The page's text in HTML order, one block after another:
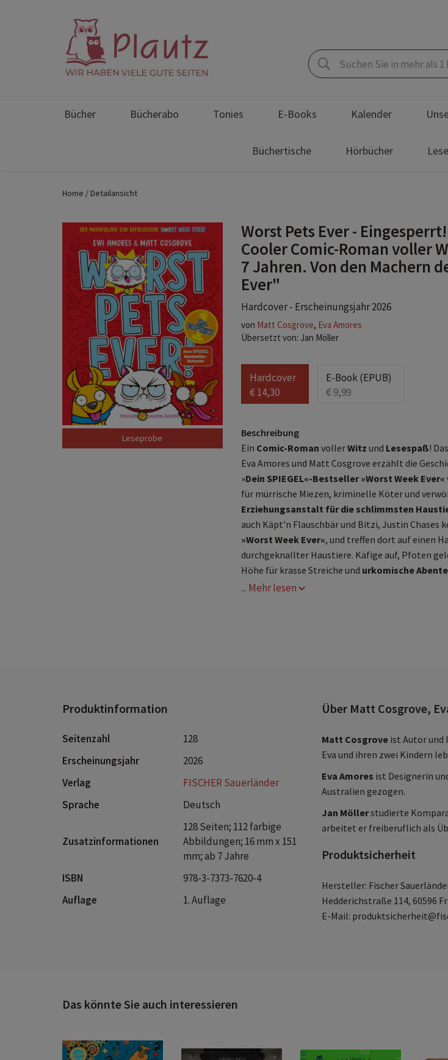
Bücher Bücherabo Tonies E-Books Kalender
Büchertische Hörbücher
Home Detailansicht
Leseprobe
Worst Pets Ever - Eingesperrt!
Cooler Comic-Roman voller
7 Jahren. Von den Machern
Ever"
Hardcover - Erscheinungsjahr 2026
von Matt Cosgrove, Eva Amores
Übersetzt von: Jan Möller
Hardcover
€ 14,30
E-Book (EPUB)
€ 9,99
Beschreibung
Ein Comic-Roman vollerWitz und Lesespaß!
Eva Amores und Matt Cosgrove erzählt die
»Dein SPIEGEL«-Bestseller »Worst Week Ever«
für mürrische Miezen, kriminelle Köter und
Erziehungsanstalt für die schlimmsten
auch Käpt'n Flauschbär und Bitzi, Justin Chases
»Worst Week Ever«, und treffen dort auf einen
durchgeknallter Haustiere. Käfige auf, Pfoten
Höhe für krasse Streiche und urkomische
wenig Text, viele
... Mehr lesen
Produktinformation
Seitenzahl
128
Erscheinungsjahr
2026
Verlag
FISCHER Sauerländer
Sprache
Deutsch
Zusatzinformationen
128 Seiten; 112 farbige
Abbildungen; 16 mm x 151
mm; ab 7 Jahre
ISBN
978-3-7373-7620-4
Auflage
1. Auflage
Über Matt Cosgrove,
Matt Cosgrove ist Autor und
Eva und ihren zwei Kindern
Eva Amores ist Designerin
Australien gezogen.
Jan Möllerstudierte
arbeitet er freiberuflich als
Produktsicherheit
Hersteller: Fischer
Hedderichstraße 114, 60596
E-Mail:
Das könnte Sie auch interessieren